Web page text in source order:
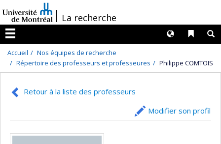
au
contenu
/La recherche
Menu
Liens
Langues
Accueil
Nos équipes de recherche
Répertoire des professeurs et professeures
Philippe COMTOIS
Retour à la liste des professeurs
Modifier son profil